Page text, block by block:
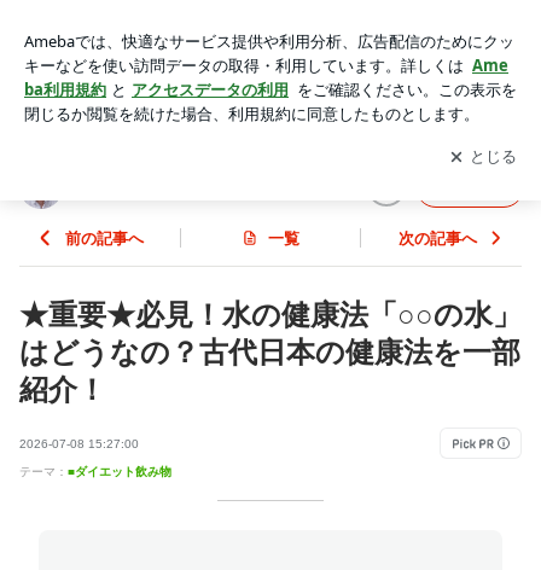
の健康法を一部紹介！ | 心と体を健康にするダイエット法
アプリをダウンロードして ブログの更新通知
を受け取りまし
ょう。
開く
前の記事へ 一覧 次の記事へ
★重要★必見！水の健康法「○○の水」
はどうなの？古代日本の健康法を一部
紹介！
2026-07-08 15:27:00
テーマ： ■ダイエット飲み物